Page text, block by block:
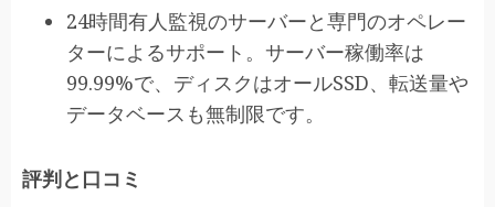
24時間有人監視のサーバーと専門のオペレー
ターによるサポート。サーバー稼働率は
99.99%で、ディスクはオールSSD、転送量や
データベースも無制限です。
評判と口コミ